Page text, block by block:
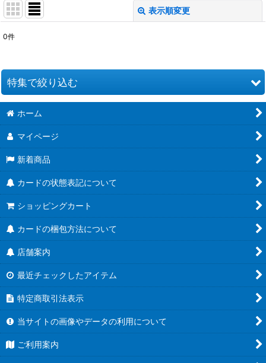
表示順変更
並び順 :
0件
特集で絞り込む
ブースターパック第21弾「Academy Royale/アカデミー・ロワ
イヤル」
ブースターパック第20弾「絶傑を継ぐ者」
ブースターパック第19弾「天魔八虐」
コラボパック「プリンセスコネクト！Re:Dive」
プレミアムカードセット「プリンセスコネクト！Re:Dive」
ブースターパック第18弾「新約都市・透京」
EXビギナーデッキ
ブースターパック第17弾「ConvergentDestinies/コンヴァージ
EXコラボパック「アイドルマスター シンデレラガールズ」
ホーム
マイページ
新着商品
カードの状態表記について
ショッピングカート
カードの梱包方法について
店舗案内
最近チェックしたアイテム
特定商取引法表示
当サイトの画像やデータの利用について
ご利用案内